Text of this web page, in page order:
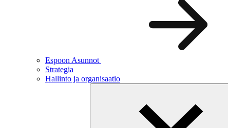
Espoon Asunnot
Strategia
Hallinto ja organisaatio